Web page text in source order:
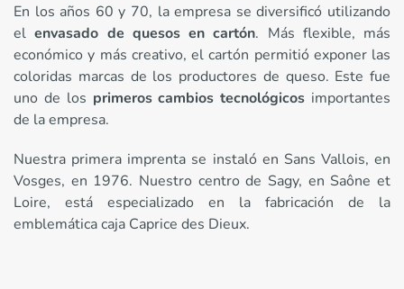
En los años 60 y 70, la empresa se diversificó utilizando
elenvasado de quesos en cartón. Más flexible, más
económico y más creativo, el cartón permitió exponer las
coloridas marcas de los productores de queso. Este fue
uno de los primeros cambios tecnológicos importantes
de la empresa.
Nuestra primera imprenta se instaló en Sans Vallois, en
Vosges, en 1976. Nuestro centro de Sagy, en Saône et
Loire, está especializado en la fabricación de la
emblemática caja Caprice des Dieux.